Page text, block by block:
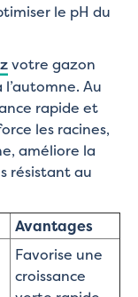
le pH du
votre gazon
Au
rapide et
les racines,
améliore la
résistant au
Avantages
Favorise une
croissance